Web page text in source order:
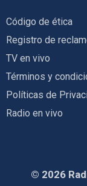
Código de ética
Registro de
TV en vivo
Términos y
Políticas de
Radio en vivo
© 2026